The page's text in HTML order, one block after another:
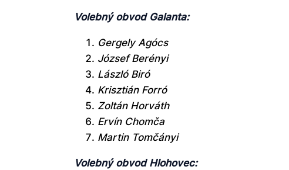
Volebný obvod Galanta:
Gergely Agócs
József Berényi
László Biró
Krisztián Forró
Zoltán Horváth
Ervín Chomča
Martin Tomčányi
Volebný obvod Hlohovec: